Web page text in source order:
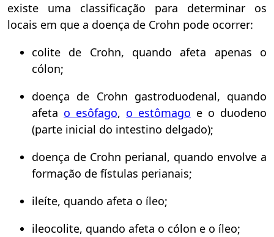
existe uma classificação para determinar os
locais em que a doença de Crohn pode ocorrer:
colite de Crohn, quando afeta apenas o
cólon;
doença de Crohn gastroduodenal, quando
afeta o esôfago, o estômago e o duodeno
(parte inicial do intestino delgado);
doença de Crohn perianal, quando envolve a
formação de fístulas perianais;
ileíte, quando afeta o íleo;
ileocolite, quando afeta o cólon e o íleo;